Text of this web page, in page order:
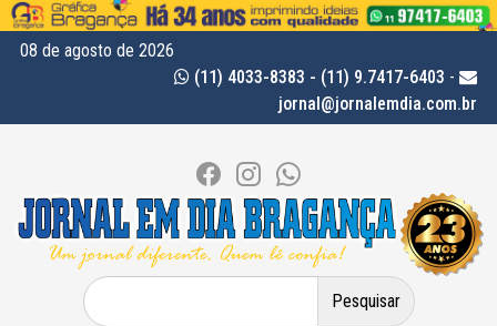
08 de agosto de 2026
(11) 4033-8383 - (11) 9.7417-6403 -
jornal@jornalemdia.com.br
Pesquisar
por: